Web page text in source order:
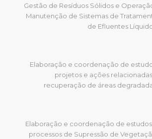
Gestão de Resíduos Sólidos e
Manutenção de Sistemas de
de Efluentes
Elaboração e coordenação de
projetos e ações
recuperação de áreas
Elaboração e coordenação de
processos de Supressão de